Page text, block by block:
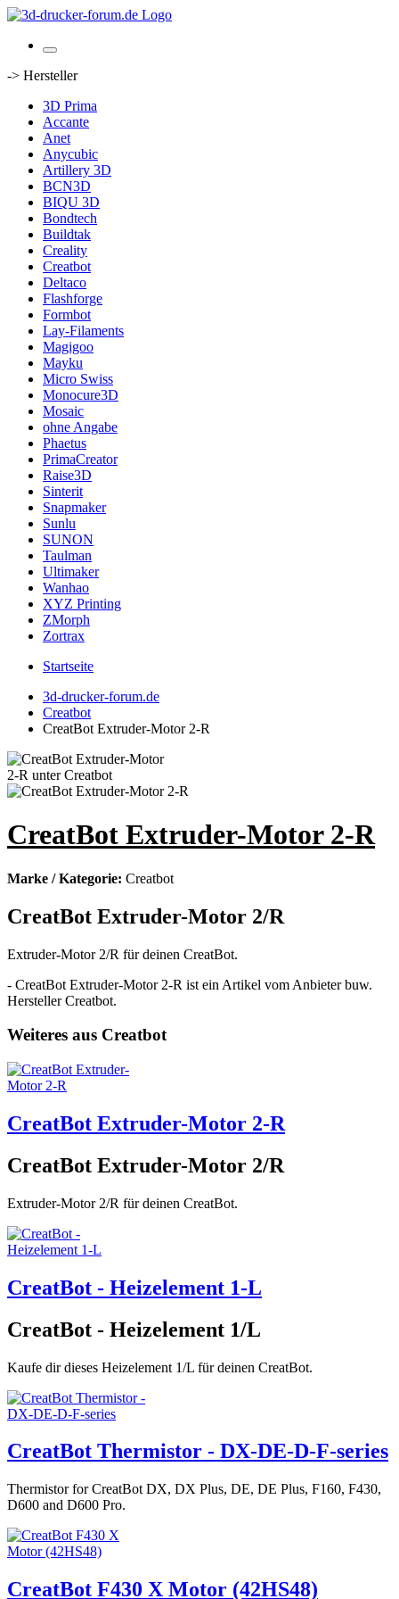
-> Hersteller
3D Prima
Accante
Anet
Anycubic
Artillery 3D
BCN3D
BIQU 3D
Bondtech
Buildtak
Creality
Creatbot
Deltaco
Flashforge
Formbot
Lay-Filaments
Magigoo
Mayku
Micro Swiss
Monocure3D
Mosaic
ohne Angabe
Phaetus
PrimaCreator
Raise3D
Sinterit
Snapmaker
Sunlu
SUNON
Taulman
Ultimaker
Wanhao
XYZ Printing
ZMorph
Zortrax
Startseite
3d-drucker-forum.de
Creatbot
CreatBot Extruder-Motor 2-R
CreatBot Extruder-Motor 2-R
Marke / Kategorie: Creatbot
CreatBot Extruder-Motor 2/R
Extruder-Motor 2/R für deinen CreatBot.
- CreatBot Extruder-Motor 2-R ist ein Artikel vom Anbieter buw.
Hersteller Creatbot.
Weiteres aus Creatbot
CreatBot Extruder-Motor 2-R
CreatBot Extruder-Motor 2/R
Extruder-Motor 2/R für deinen CreatBot.
CreatBot - Heizelement 1-L
CreatBot - Heizelement 1/L
Kaufe dir dieses Heizelement 1/L für deinen CreatBot.
CreatBot Thermistor - DX-DE-D-F-series
Thermistor for CreatBot DX, DX Plus, DE, DE Plus, F160, F430,
D600 and D600 Pro.
CreatBot F430 X Motor (42HS48)